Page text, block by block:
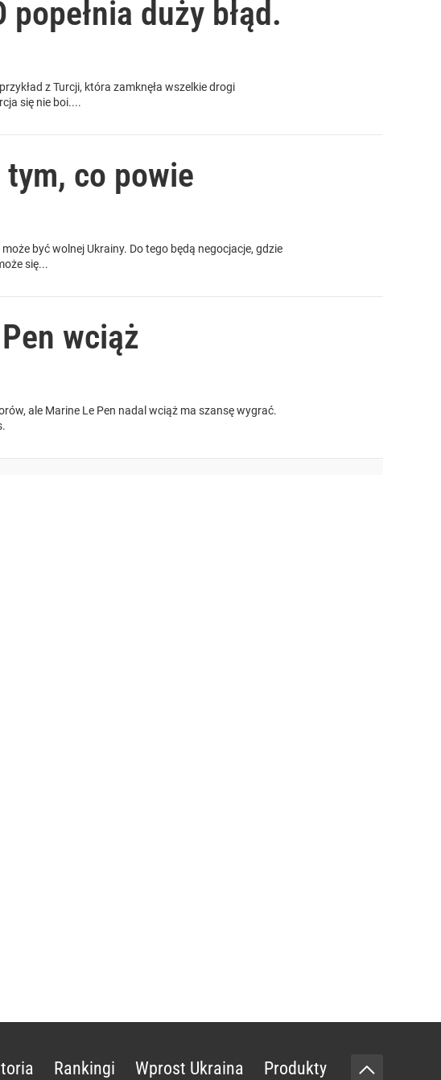
duży błąd.
z Turcji, która zamknęła wszelkie drogi
się nie boi....
tym, co powie
być wolnej Ukrainy. Do tego będą negocjacje, gdzie
się...
wciąż
ale Marine Le Pen nadal wciąż ma szansę wygrać.
Rankingi Wprost Ukraina Produkty